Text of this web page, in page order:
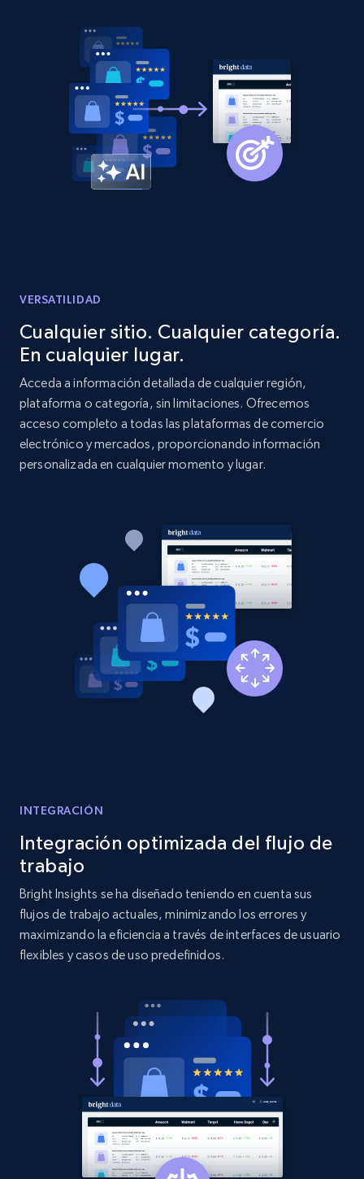
375+ Comenzar ahora
Amazon products global dataset -
Collecting products by keyword search
Amazon products global dataset - Collects
products by best sellers category URL
Title, Seller name, Brand, Description, Initial
price, Currency, Availability, Reviews count, and
more.
Amazon products global dataset - Collect
Amazon products by seller URL
Title, Seller name, Brand, Description, Initial
price, Currency, Availability, Reviews count, and
2.1K+ 375+ Comenzar ahora
Title, Seller name, Brand, Description, Initial
price, Currency, Availability, Reviews count, and
more.
2.1K+ 375+ Comenzar ahora
URL, Product id, Listing inventory id, Title, Rating,
Reviews count shop, Reviews count item, Initial
price, and more.
1.9K+ 323+ Comenzar ahora
Etsy - Collect data on products using
VERSATILIDAD
Cualquier sitio. Cualquier categoría.
En cualquier lugar.
Acceda a información detallada de cualquier región,
plataforma o categoría, sin limitaciones. Ofrecemos
acceso completo a todas las plataformas de comercio
electrónico y mercados, proporcionando información
personalizada en cualquier momento y lugar.
INTEGRACIÓN
Integración optimizada del flujo de
trabajo
Bright Insights se ha diseñado teniendo en cuenta sus
flujos de trabajo actuales, minimizando los errores y
maximizando la eficiencia a través de interfaces de usuario
flexibles y casos de uso predefinidos.